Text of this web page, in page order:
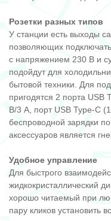
Розетки разных типов
У станции есть выходы
позволяющих
с напряжением 230 В и
подойдут для
бытовой техники. Для
пригодятся 2 порта USB
В/3 А, порт USB Type-C
беспроводной зарядки
аксессуаров является
Удобное управление
Для быстрого
жидкокристаллический
хорошо читаемый при
пару кликов установить